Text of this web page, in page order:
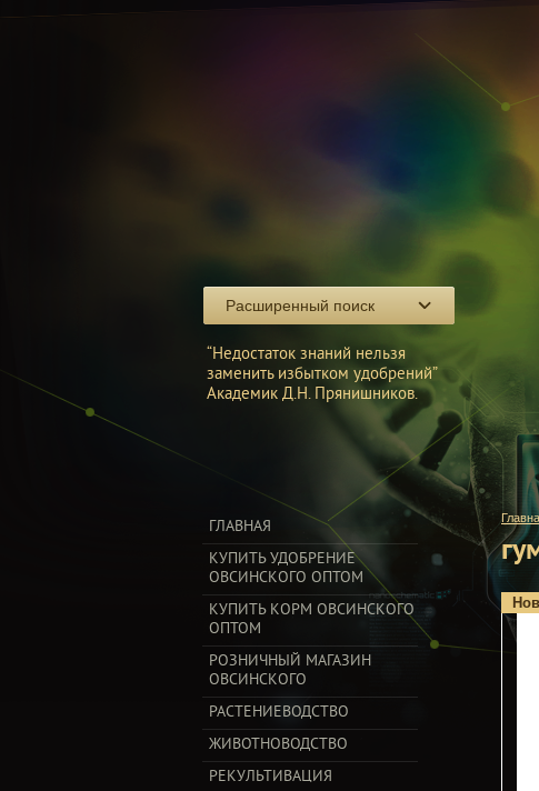
“Недостаток знаний нельзя
заменить избытком удобрений”
Академик Д.Н. Прянишников.
Расширенный поиск
ГЛАВНАЯ
КУПИТЬ УДОБРЕНИЕ
ОВСИНСКОГО ОПТОМ
КУПИТЬ КОРМ ОВСИНСКОГО
ОПТОМ
РОЗНИЧНЫЙ МАГАЗИН
ОВСИНСКОГО
РАСТЕНИЕВОДСТВО
ЖИВОТНОВОДСТВО
РЕКУЛЬТИВАЦИЯ